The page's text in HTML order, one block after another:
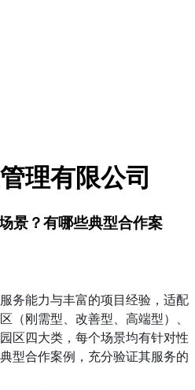
理有限公司
景？有哪些典型合作案
务能力与丰富的项目经验，适配
（刚需型、改善型、高端型）、
区四大类，每个场景均有针对性
型合作案例，充分验证其服务的